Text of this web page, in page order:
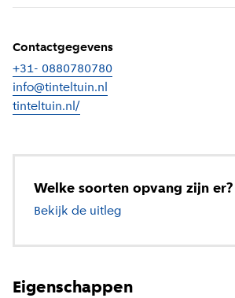
Contactgegevens
+31- 0880780780
info@tinteltuin.nl
tinteltuin.nl/
Welke soorten opvang zijn er?
Bekijk de uitleg over verschillende
Eigenschappen